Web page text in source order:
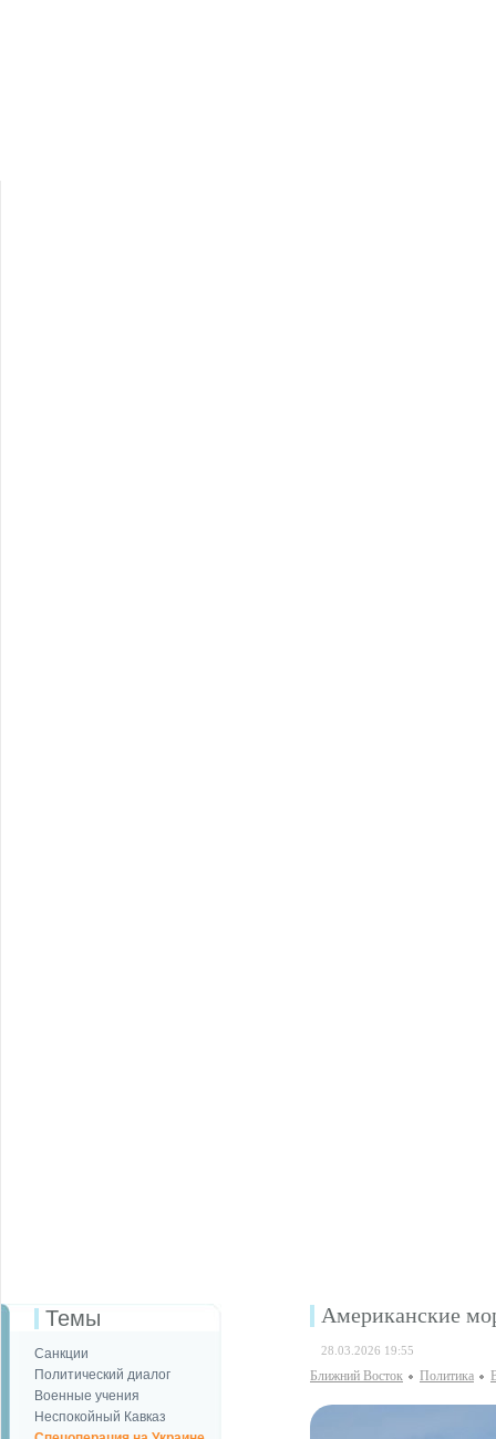
Темы
Санкции
Политический диалог
Военные учения
Неспокойный Кавказ
Американские
28.03.2026 19:55
Ближний Восток Политика